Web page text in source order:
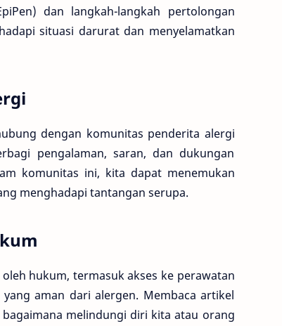
dan langkah-langkah pertolongan
situasi darurat dan menyelamatkan
dengan komunitas penderita alergi
pengalaman, saran, dan dukungan
komunitas ini, kita dapat menemukan
menghadapi tantangan serupa.
hukum, termasuk akses ke perawatan
aman dari alergen. Membaca artikel
melindungi diri kita atau orang